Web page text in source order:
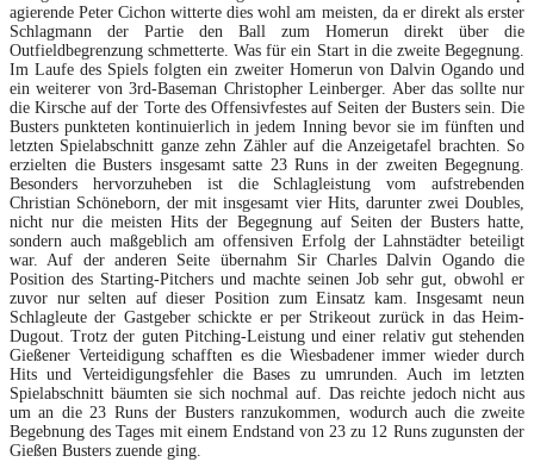
agierende Peter Cichon witterte dies wohl am meisten, da er direkt als erster
Schlagmann der Partie den Ball zum Homerun direkt über die
Outfieldbegrenzung schmetterte. Was für ein Start in die zweite Begegnung.
Im Laufe des Spiels folgten ein zweiter Homerun von Dalvin Ogando und
ein weiterer von 3rd-Baseman Christopher Leinberger. Aber das sollte nur
die Kirsche auf der Torte des Offensivfestes auf Seiten der Busters sein. Die
Busters punkteten kontinuierlich in jedem Inning bevor sie im fünften und
letzten Spielabschnitt ganze zehn Zähler auf die Anzeigetafel brachten. So
erzielten die Busters insgesamt satte 23 Runs in der zweiten Begegnung.
Besonders hervorzuheben ist die Schlagleistung vom aufstrebenden
Christian Schöneborn, der mit insgesamt vier Hits, darunter zwei Doubles,
nicht nur die meisten Hits der Begegnung auf Seiten der Busters hatte,
sondern auch maßgeblich am offensiven Erfolg der Lahnstädter beteiligt
war. Auf der anderen Seite übernahm Sir Charles Dalvin Ogando die
Position des Starting-Pitchers und machte seinen Job sehr gut, obwohl er
zuvor nur selten auf dieser Position zum Einsatz kam. Insgesamt neun
Schlagleute der Gastgeber schickte er per Strikeout zurück in das Heim-
Dugout. Trotz der guten Pitching-Leistung und einer relativ gut stehenden
Gießener Verteidigung schafften es die Wiesbadener immer wieder durch
Hits und Verteidigungsfehler die Bases zu umrunden. Auch im letzten
Spielabschnitt bäumten sie sich nochmal auf. Das reichte jedoch nicht aus
um an die 23 Runs der Busters ranzukommen, wodurch auch die zweite
Begebnung des Tages mit einem Endstand von 23 zu 12 Runs zugunsten der
Gießen Busters zuende ging.